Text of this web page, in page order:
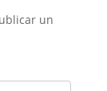
un